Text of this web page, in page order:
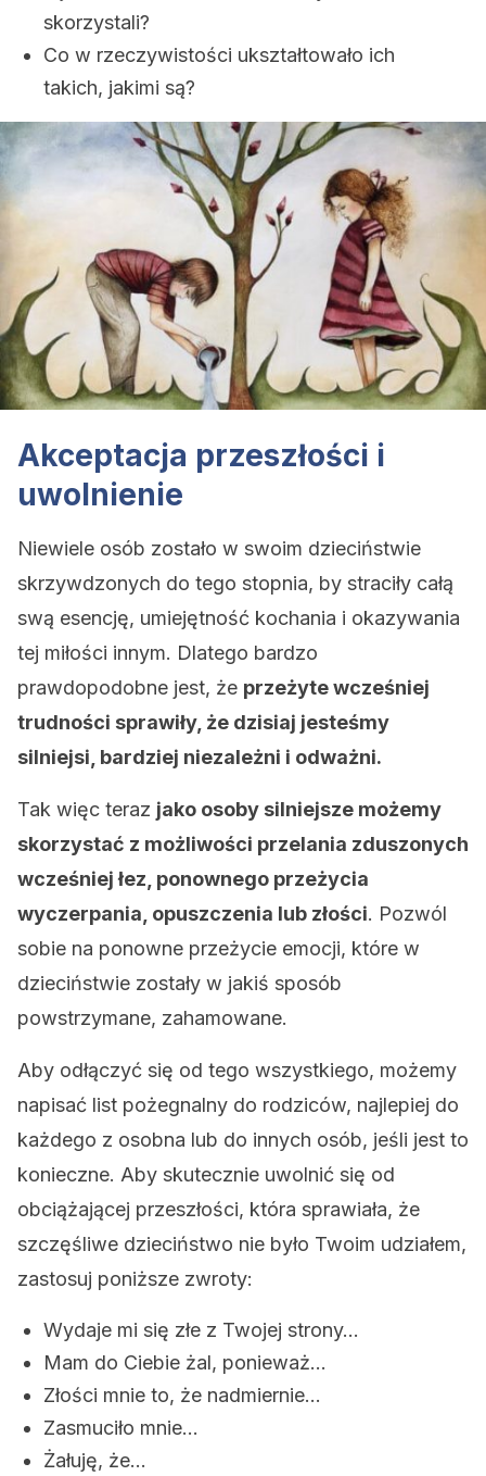
skorzystali?
Co w rzeczywistości ukształtowało ich
takich, jakimi są?
Akceptacja przeszłości i
uwolnienie
Niewiele osób zostało w swoim dzieciństwie
skrzywdzonych do tego stopnia, by straciły całą
swą esencję, umiejętność kochania i okazywania
tej miłości innym. Dlatego bardzo
prawdopodobne jest, że przeżyte wcześniej
trudności sprawiły, że dzisiaj jesteśmy
silniejsi, bardziej niezależni i odważni.
Tak więc teraz jako osoby silniejsze możemy
skorzystać z możliwości przelania zduszonych
wcześniej łez, ponownego przeżycia
wyczerpania, opuszczenia lub złości. Pozwól
sobie na ponowne przeżycie emocji, które w
dzieciństwie zostały w jakiś sposób
powstrzymane, zahamowane.
Aby odłączyć się od tego wszystkiego, możemy
napisać list pożegnalny do rodziców, najlepiej do
każdego z osobna lub do innych osób, jeśli jest to
konieczne. Aby skutecznie uwolnić się od
obciążającej przeszłości, która sprawiała, że
szczęśliwe dzieciństwo nie było Twoim udziałem,
zastosuj poniższe zwroty:
Wydaje mi się złe z Twojej strony…
Mam do Ciebie żal, ponieważ…
Złości mnie to, że nadmiernie…
Zasmuciło mnie…
Żałuję, że…